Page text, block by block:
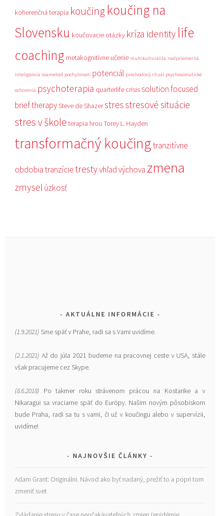
koherenčná terapia koučing koučing na
Slovensku koučovacie otázky kríza identity life
coaching metakognitívne učenie multikulturalita nadpriemerná
inteligencia osamelosť pochybnosti potenciál prechodový rituál psychosomatické
ochorenia psychoterapia quarterlife crisissolution focused
brief therapySteve de Shazerstresstresové situácie
stres v škole terapia hrou Torey L. Hayden
transformačný koučingtranzitívne
obdobiatranzícietrestyvhľadvýchova zmena
zmysel úzkosť
AKTUÁLNE INFORMÁCIE
(1.9.2021) Sme späť v Prahe, radi sa s Vami uvidíme.
(2.1.2021) Až do júla 2021 budeme na pracovnej ceste v USA, stále
však pracujeme cez Skype.
(8.6.2018) Po takmer roku strávenom prácou na Kostarike a v
Nikaragui sa vraciame späť do Európy. Našim novým pôsobiskom
bude Praha, radi sa tu s vami, či už v koučingu alebo v supervízii,
uvidíme!
NAJNOVŠIE ČLÁNKY
Adam Grant: Originálni. Návod ako byť nadaný, prežiť to a popri tom
zmeniť svet